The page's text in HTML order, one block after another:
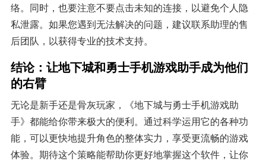
络。同时，也要注意不要点击未知的连接，以避免个人隐
私泄露。如果您遇到无法解决的问题，建议联系助理的售
后团队，以获得专业的技术支持。
结论：让地下城和勇士手机游戏助手成为他们
的右臂
无论是新手还是骨灰玩家，《地下城与勇士手机游戏助
手》都能给你带来极大的便利。通过科学运用它的各种功
能，可以更快地提升角色的整体实力，享受更流畅的游戏
体验。期待这个策略能帮助你更好地掌握这个软件，让你